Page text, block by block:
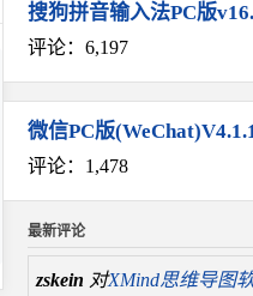
搜狗拼音输入法PC版
评论：6,197
微信PC版
评论：1,478
最新评论
zskein 对XMind思维导图